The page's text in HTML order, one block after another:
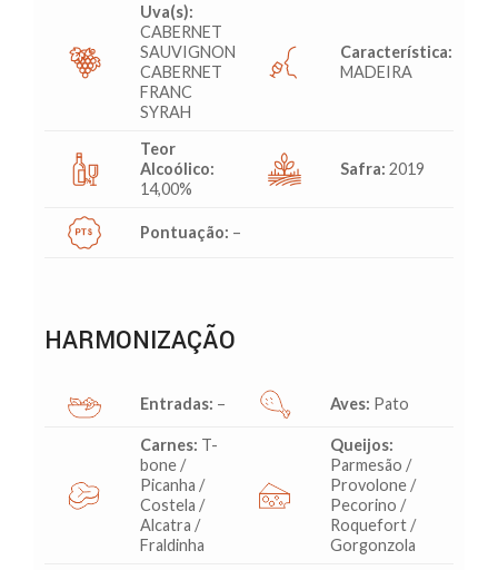
Uva(s):
CABERNET
SAUVIGNON
CABERNET
FRANC
SYRAH
Característica:
MADEIRA
Teor
Alcoólico:
14,00%
Safra: 2019
Pontuação: –
HARMONIZAÇÃO
Entradas: – Aves: Pato
Carnes: T-
bone /
Picanha /
Costela /
Alcatra /
Fraldinha
Queijos:
Parmesão /
Provolone /
Pecorino /
Roquefort /
Gorgonzola